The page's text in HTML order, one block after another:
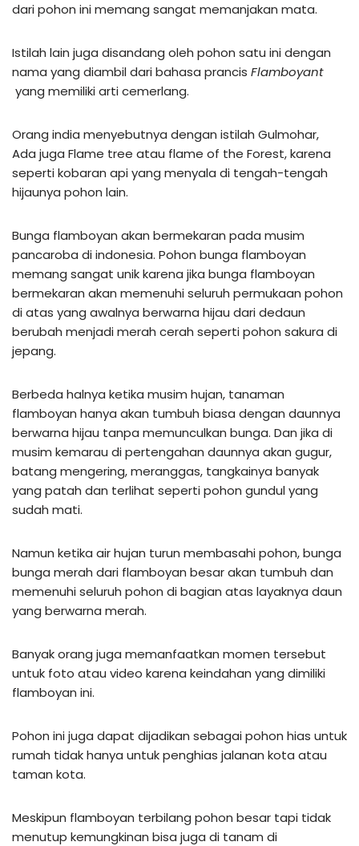
dari pohon ini memang sangat memanjakan mata.
Istilah lain juga disandang oleh pohon satu ini dengan
nama yang diambil dari bahasa prancis Flamboyant
yang memiliki arti cemerlang.
Orang india menyebutnya dengan istilah Gulmohar,
Ada juga Flame tree atau flame of the Forest, karena
seperti kobaran api yang menyala di tengah-tengah
hijaunya pohon lain.
Bunga flamboyan akan bermekaran pada musim
pancaroba di indonesia. Pohon bunga flamboyan
memang sangat unik karena jika bunga flamboyan
bermekaran akan memenuhi seluruh permukaan pohon
di atas yang awalnya berwarna hijau dari dedaun
berubah menjadi merah cerah seperti pohon sakura di
jepang.
Berbeda halnya ketika musim hujan, tanaman
flamboyan hanya akan tumbuh biasa dengan daunnya
berwarna hijau tanpa memunculkan bunga. Dan jika di
musim kemarau di pertengahan daunnya akan gugur,
batang mengering, meranggas, tangkainya banyak
yang patah dan terlihat seperti pohon gundul yang
sudah mati.
Namun ketika air hujan turun membasahi pohon, bunga
bunga merah dari flamboyan besar akan tumbuh dan
memenuhi seluruh pohon di bagian atas layaknya daun
yang berwarna merah.
Banyak orang juga memanfaatkan momen tersebut
untuk foto atau video karena keindahan yang dimiliki
flamboyan ini.
Pohon ini juga dapat dijadikan sebagai pohon hias untuk
rumah tidak hanya untuk penghias jalanan kota atau
taman kota.
Meskipun flamboyan terbilang pohon besar tapi tidak
menutup kemungkinan bisa juga di tanam di